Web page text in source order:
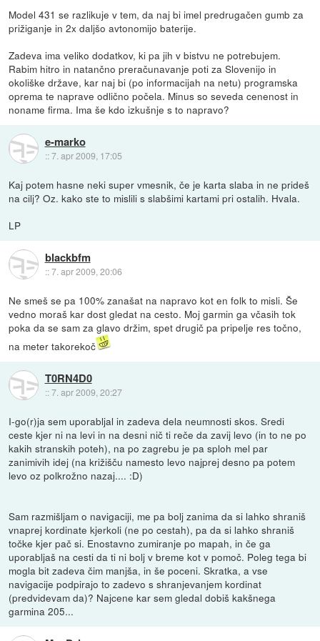
Model 431 se razlikuje v tem, da naj bi imel predrugačen gumb za
prižiganje in 2x daljšo avtonomijo baterije.
Zadeva ima veliko dodatkov, ki pa jih v bistvu ne potrebujem.
Rabim hitro in natančno preračunavanje poti za Slovenijo in
okoliške države, kar naj bi (po informacijah na netu) programska
oprema te naprave odlično počela. Minus so seveda cenenost in
noname firma. Ima še kdo izkušnje s to napravo?
e-marko
::7. apr 2009, 17:05
Kaj potem hasne neki super vmesnik, če je karta slaba in ne prideš
na cilj? Oz. kako ste to mislili s slabšimi kartami pri ostalih. Hvala.
LP
blackbfm
::7. apr 2009, 20:06
Ne smeš se pa 100% zanašat na napravo kot en folk to misli. Še
vedno moraš kar dost gledat na cesto. Moj garmin ga včasih tok
poka da se sam za glavo držim, spet drugič pa pripelje res točno,
na meter takorekoč
T0RN4D0
::7. apr 2009, 20:27
I-go(r)ja sem uporabljal in zadeva dela neumnosti skos. Sredi
ceste kjer ni na levi in na desni nič ti reče da zavij levo (in to ne po
kakih stranskih poteh), na po zagrebu je pa sploh mel par
zanimivih idej (na križišču namesto levo najprej desno pa potem
levo oz polkrožno nazaj.... :D)
Sam razmišljam o navigaciji, me pa bolj zanima da si lahko shraniš
vnaprej kordinate kjerkoli (ne po cestah), pa da si lahko shraniš
točke kjer pač si. Enostavno zumiranje po mapah, in če ga
uporabljaš na cesti da ti ni bolj v breme kot v pomoč. Poleg tega bi
mogla bit zadeva čim manjša, in še poceni. Skratka, a vse
navigacije podpirajo to zadevo s shranjevanjem kordinat
(predvidevam da)? Najcene kar sem gledal dobiš kakšnega
garmina 205...